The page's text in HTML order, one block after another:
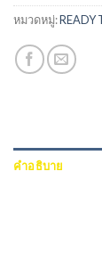
หมวดหมู่:READY
คำอธิบาย